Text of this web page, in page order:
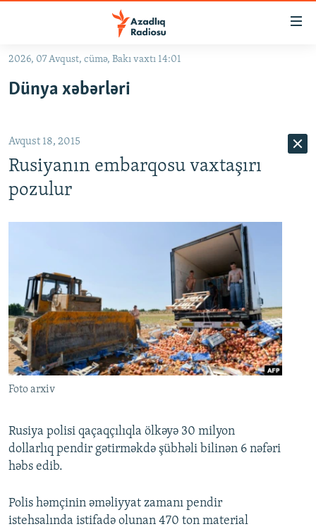
Əsas
qayıt
qayıt
Axtarışa
#İZAHLA
#ƏSLINDƏ
FƏRQƏ BAX
QANUNI DOĞRU
VIDEO
FOTOQALEREYA
İNFOQRAFIKA
KARIKATURA
RADIO ARXIV
OXU ZALI
AZƏRBAYCAN ƏDƏBIYYATI KITABXANASI
İSLAM VƏ DEMOKRATIYA
HAQQIMIZDA
MISSIYAMIZ
PEŞƏ ETIKASI VƏ JURNALISTIKA STANDARTLARIMIZ
BIZIMLƏ ƏLAQƏ
XƏBƏR BÜLLETENLƏRIMIZ
BIZI IZLƏ
2026, 07 Avqust, cümə, Bakı vaxtı 14:01
Dünya xəbərləri
Avqust 18, 2015
Rusiyanın embarqosu vaxtaşırı
pozulur
Foto arxiv
Rusiya polisi qaçaqçılıqla ölkəyə 30 milyon
dollarlıq pendir gətirməkdə şübhəli bilinən 6 nəfəri
həbs edib.
Polis həmçinin əməliyyat zamanı pendir
istehsalında istifadə olunan 470 ton material